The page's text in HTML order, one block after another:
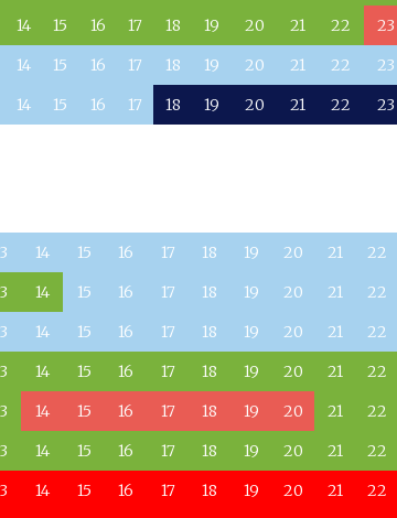
14 15 16 17 18 19 20 21 22 23
14 15 16 17 18 19 20 21 22 23
14 15 16 17 18 19 20 21 22 23
14 15 16 17 18 19 20 21 22
14 15 16 17 18 19 20 21 22
14 15 16 17 18 19 20 21 22
14 15 16 17 18 19 20 21 22
14 15 16 17 18 19 20 21 22
14 15 16 17 18 19 20 21 22
14 15 16 17 18 19 20 21 22